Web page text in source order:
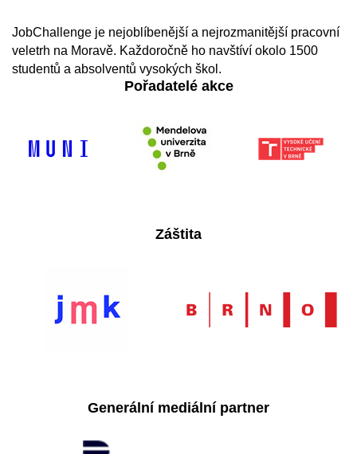
JobChallenge je nejoblíbenější a nejrozmanitější pracovní
veletrh na Moravě. Každoročně ho navštíví okolo 1500
studentů a absolventů vysokých škol.
Pořadatelé akce
Záštita
Generální mediální partner